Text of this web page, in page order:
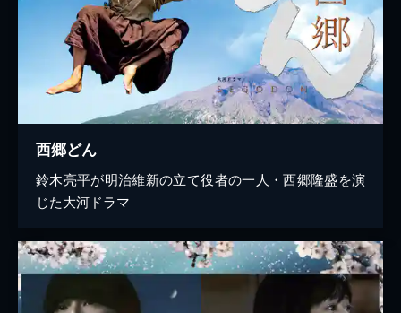
西郷どん
鈴木亮平が明治維新の立て役者の一人・西郷隆盛を演
じた大河ドラマ